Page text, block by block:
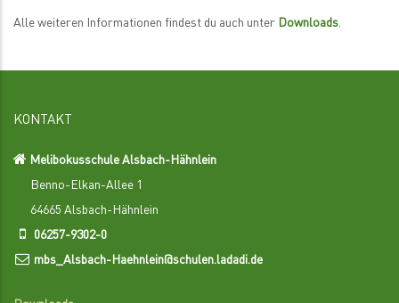
Alle weiteren Informationen findest du auch unter Downloads
KONTAKT
Melibokusschule Alsbach-Hähnlein
Benno-Elkan-Allee 1
64665 Alsbach-Hähnlein
06257-9302-0
mbs_Alsbach-Haehnlein@schulen.ladadi.de